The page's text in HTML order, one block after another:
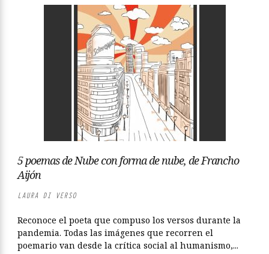
5 poemas de Nube con forma de nube, de Francho
Aijón
LAURA DI VERSO
Reconoce el poeta que compuso los versos durante la
pandemia. Todas las imágenes que recorren el
poemario van desde la crítica social al humanismo,...